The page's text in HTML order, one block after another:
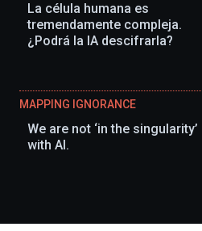
La célula humana es
tremendamente compleja.
¿Podrá la IA descifrarla?
MAPPING IGNORANCE
We are not ‘in the singularity’
with AI.